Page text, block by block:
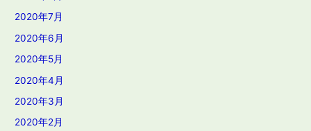
2020年7月
2020年6月
2020年5月
2020年4月
2020年3月
2020年2月